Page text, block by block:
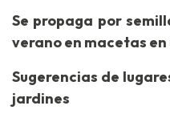
Se propaga por
verano en macetas
Sugerencias de
jardines